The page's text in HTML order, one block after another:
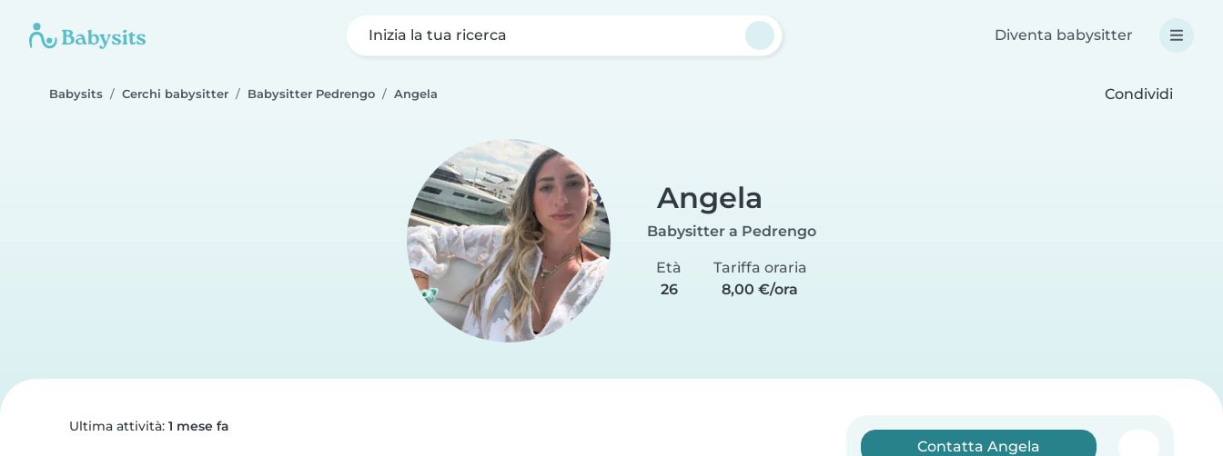
Inizia la tua ricerca Diventa babysitter
Babysits Cerchi babysitter Babysitter Pedrengo Angela Condividi
Angela
Babysitter a Pedrengo
Età
26
Tariffa oraria
8,00 €/ora
Ultima attività: 1 mese fa
Contatta Angela